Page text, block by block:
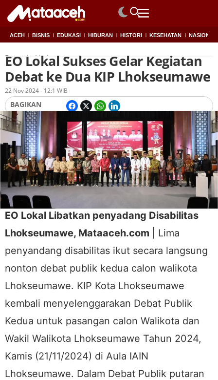
ACEH BISNIS EDUKASI HIBURAN HISTORI KESEHATAN NASIONAL
Beranda Lhokseumawe
EO Lokal Sukses Gelar Kegiatan
Debat ke Dua KIP Lhokseumawe
OlehRedaksi
22 Nov 2024 - 12:1 WIB
BAGIKAN
EO Lokal Libatkan penyadang Disabilitas
Lhokseumawe, Mataaceh.com
| Lima
penyandang disabilitas ikut secara langsung
nonton debat publik kedua calon walikota
Lhokseumawe. KIP Kota Lhokseumawe
kembali menyelenggarakan Debat Publik
Kedua untuk pasangan calon Walikota dan
Wakil Walikota Lhokseumawe Tahun 2024,
Kamis (21/11/2024) di Aula IAIN
Lhokseumawe. Dalam Debat Publik putaran